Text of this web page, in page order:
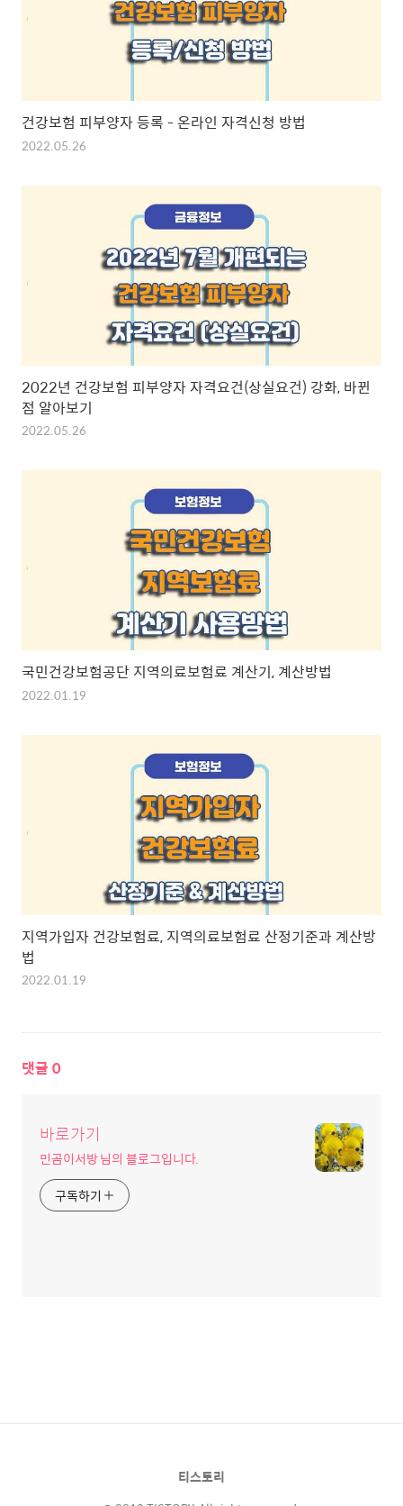
건강보험 피부양자 등록 - 온라인 자격신청 방법
2022.05.26
2022년 건강보험 피부양자 자격요건(상실요건) 강화, 바뀐
점 알아보기
2022.05.26
국민건강보험공단 지역의료보험료 계산기, 계산방법
2022.01.19
지역가입자 건강보험료, 지역의료보험료 산정기준과 계산방
법
2022.01.19
댓글 0
바로가기
민곰이서방 님의 블로그입니다.
구독하기
티스토리